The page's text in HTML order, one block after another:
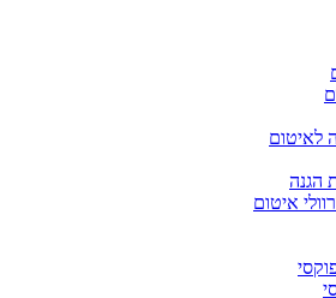
לאיטום
הגנה
איטום